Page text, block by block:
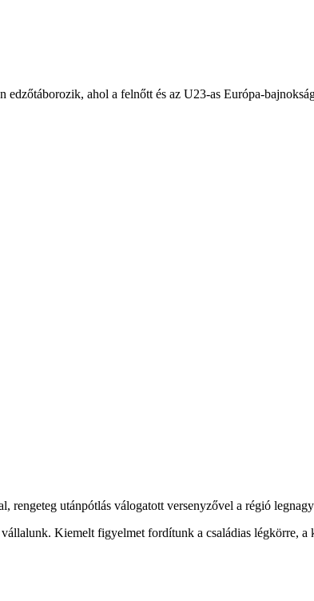
ahol a felnőtt és az U23-as Európa-
utánpótlás válogatott versenyzővel a régió
Kiemelt figyelmet fordítunk a családias légkörre, a